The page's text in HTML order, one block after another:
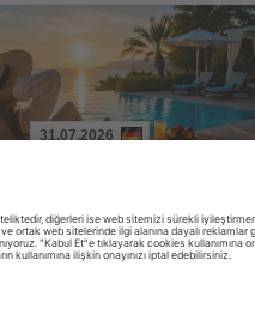
31.07.2026
göre Alman tatilciler için 2026 yılında
değişiyor; konforun yerini dinlenmeye ayrılan